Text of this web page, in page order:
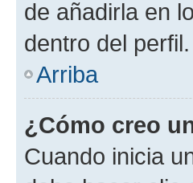
de añadirla en
dentro del perfil.
Arriba
¿Cómo creo
Cuando inicia